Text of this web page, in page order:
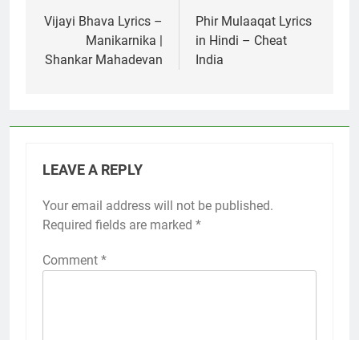
navigation
Vijayi Bhava Lyrics –
Manikarnika |
Shankar Mahadevan
Phir Mulaaqat Lyrics
in Hindi – Cheat
India
LEAVE A REPLY
Your email address will not be published.
Required fields are marked *
Comment *